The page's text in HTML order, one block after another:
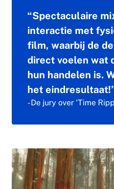
“Spectaculaire
interactie met
film, waarbij de
direct voelen wat
hun handelen is.
het
- De jury over ‘Time